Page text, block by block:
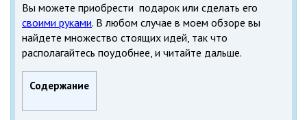
Вы можете приобрести подарок или сделать его
своими руками. В любом случае в моем обзоре вы
найдете множество стоящих идей, так что
располагайтесь поудобнее, и читайте дальше.
Содержание